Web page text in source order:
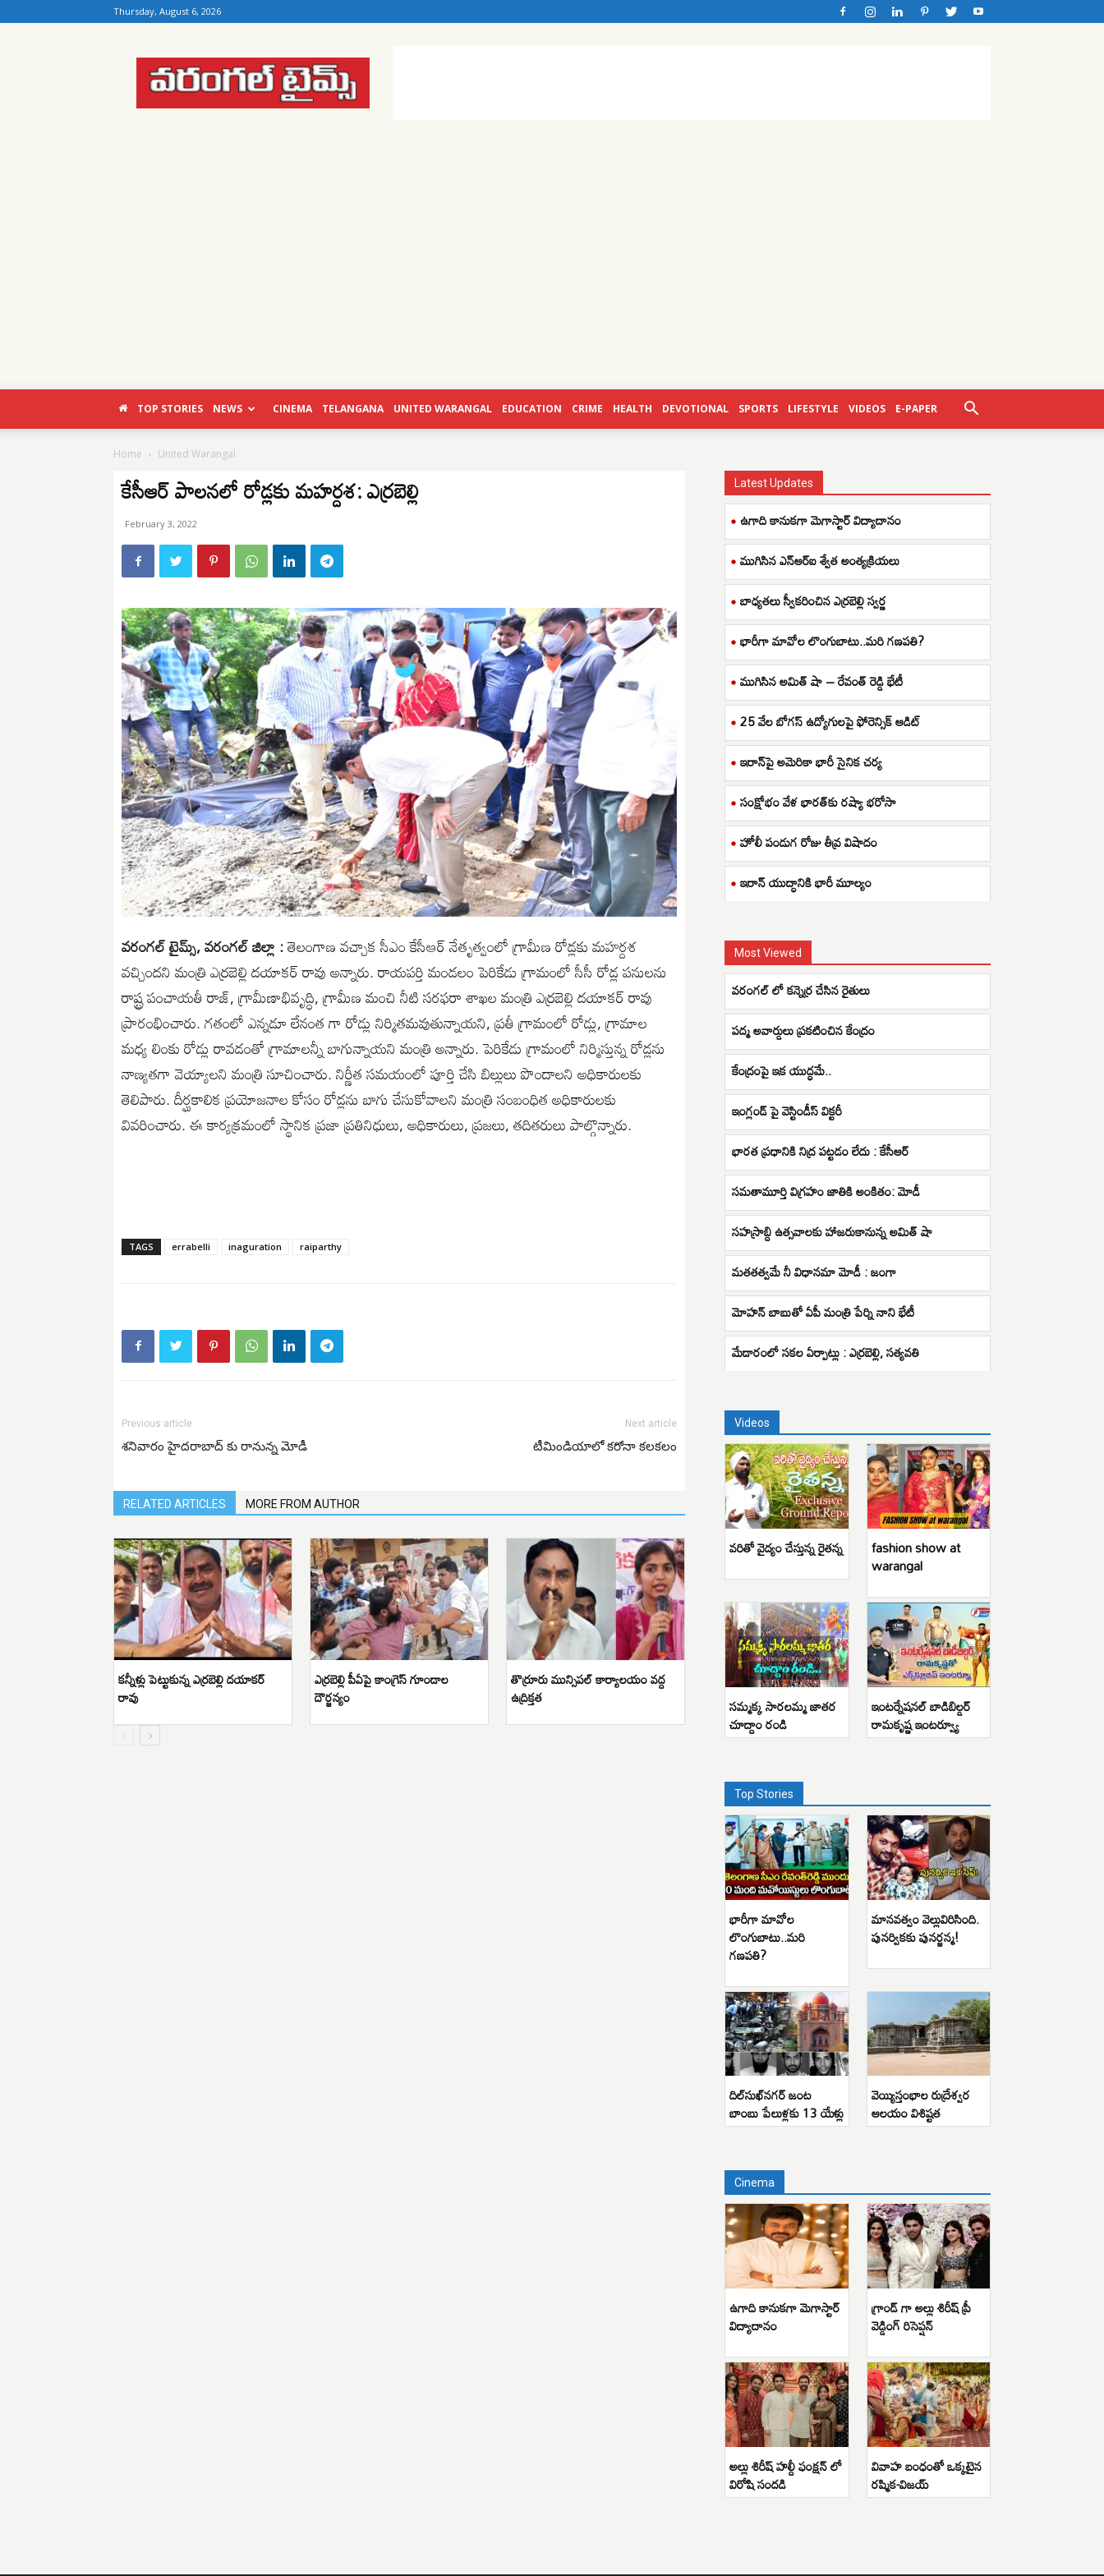
Thursday, August 6, 2026
Warangal
Times
TOP STORIES NEWS CINEMA TELANGANA UNITED WARANGAL EDUCATION CRIME HEALTH DEVOTIONAL SPORTS LIFESTYLE VIDEOS E-PAPER
Home United Warangal
కేసీఆర్ పాలనలో రోడ్లకు మహర్దశ: ఎర్రబెల్లి
February 3, 2022
వరంగల్ టైమ్స్, వరంగల్ జిల్లా :తెలంగాణ వచ్చాక సీఎం కేసీఆర్ నేతృత్వంలో గ్రామీణ రోడ్లకు మహర్దశ
వచ్చిందని మంత్రి ఎర్రబెల్లి దయాకర్ రావు అన్నారు. రాయపర్తి మండలం పెరికేడు గ్రామంలో సీసీ రోడ్ల పనులను
రాష్ట్ర పంచాయతీ రాజ్, గ్రామీణాభివృద్ధి, గ్రామీణ మంచి నీటి సరఫరా శాఖల మంత్రి ఎర్రబెల్లి దయాకర్ రావు
ప్రారంభించారు. గతంలో ఎన్నడూ లేనంత గా రోడ్లు నిర్మితమవుతున్నాయని, ప్రతీ గ్రామంలో రోడ్లు, గ్రామాల
మధ్య లింకు రోడ్లు రావడంతో గ్రామాలన్నీ బాగున్నాయని మంత్రి అన్నారు. పెరికేడు గ్రామంలో నిర్మిస్తున్న రోడ్లను
నాణ్యతగా వెయ్యాలని మంత్రి సూచించారు. నిర్ణీత సమయంలో పూర్తి చేసి బిల్లులు పొందాలని అధికారులకు
తెలిపారు. దీర్ఘకాలిక ప్రయోజనాల కోసం రోడ్లను బాగు చేసుకోవాలని మంత్రి సంబంధిత అధికారులకు
వివరించారు. ఈ కార్యక్రమంలో స్థానిక ప్రజా ప్రతినిధులు, అధికారులు, ప్రజలు, తదితరులు పాల్గొన్నారు.
TAGS errabelli inaguration raiparthy
Previous article
శనివారం హైదరాబాద్ కు రానున్న మోడీ
Next article
టీమిండియాలో కరోనా కలకలం
RELATED ARTICLES MORE FROM AUTHOR
కన్నీళ్లు పెట్టుకున్న ఎర్రబెల్లి దయాకర్
రావు
ఎర్రబెల్లి పీఏపై కాంగ్రెస్ గూండాల
దౌర్జన్యం
తొర్రూరు మున్సిపల్ కార్యాలయం వద్ద
ఉద్రిక్తత
Latest Updates
ఉగాది కానుకగా మెగాస్టార్ విద్యాదానం
ముగిసిన ఎన్ఆర్ఐ శ్వేత అంత్యక్రియలు
బాధ్యతలు స్వీకరించిన ఎర్రబెల్లి స్వర్ణ
భారీగా మావోల లొంగుబాటు..మరి గణపతి?
ముగిసిన అమిత్ షా – రేవంత్ రెడ్డి భేటీ
25 వేల బోగస్ ఉద్యోగులపై ఫోరెన్సిక్ ఆడిట్
ఇరాన్‌పై అమెరికా భారీ సైనిక చర్య
సంక్షోభం వేళ భారత్‌కు రష్యా భరోసా
హోలీ పండుగ రోజు తీవ్ర విషాదం
ఇరాన్ యుద్ధానికి భారీ మూల్యం
Most Viewed
వరంగల్ లో కన్నెర్ర చేసిన రైతులు
పద్మ అవార్డులు ప్రకటించిన కేంద్రం
కేంద్రంపై ఇక యుద్ధమే..
ఇంగ్లండ్ పై వెస్టిండీస్ విక్టరీ
భారత ప్రధానికి నిద్ర పట్టడం లేదు : కేసీఆర్
సమతామూర్తి విగ్రహం జాతికి అంకితం: మోడీ
సహస్రాబ్ది ఉత్సవాలకు హాజరుకానున్న అమిత్ షా
మతతత్వమే నీ విధానమా మోడీ : జంగా
మోహన్ బాబుతో ఏపీ మంత్రి పేర్ని నాని భేటీ
మేడారంలో సకల ఏర్పాట్లు : ఎర్రబెల్లి, సత్యవతి
Videos
వరితో వైద్యం చేస్తున్న రైతన్న fashion show at
warangal
సమ్మక్క సారలమ్మ జాతర
చూద్దాం రండి
ఇంటర్నేషనల్ బాడిబిల్డర్
రామకృష్ణ ఇంటర్వ్యూ
Top Stories
భారీగా మావోల
లొంగుబాటు..మరి
గణపతి?
మానవత్వం వెల్లువిరిసింది.
పునర్వికకు పునర్జన్మ!
దిల్‌సుఖ్‌నగర్ జంట
బాంబు పేలుళ్లకు 13 యేళ్లు
వెయ్యిస్తంభాల రుద్రేశ్వర
ఆలయం విశిష్టత
Cinema
ఉగాది కానుకగా మెగాస్టార్
విద్యాదానం
గ్రాండ్ గా అల్లు శిరీష్ ప్రీ
వెడ్డింగ్ రిసెప్షన్
అల్లు శిరీష్ హల్దీ ఫంక్షన్ లో
విరోషి సందడి
వివాహ బంధంతో ఒక్కటైన
రష్మిక-విజయ్